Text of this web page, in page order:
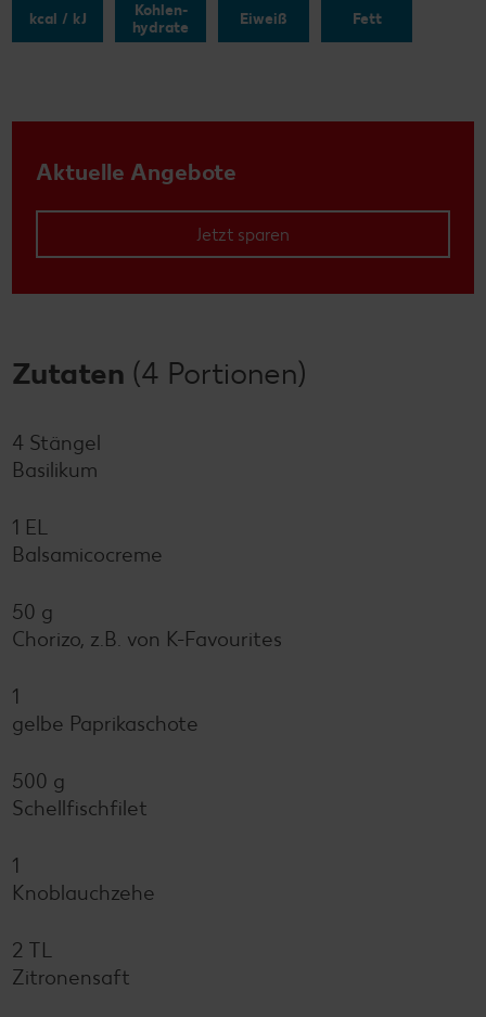
kcal / kJ
Kohlen-
hydrate
Eiweiß Fett
Aktuelle Angebote
Jetzt sparen
Zutaten (4 Portionen)
4 Stängel
Basilikum
1 EL
Balsamicocreme
50 g
Chorizo, z.B. von K-Favourites
1
gelbe Paprikaschote
500 g
Schellfischfilet
1
Knoblauchzehe
2 TL
Zitronensaft